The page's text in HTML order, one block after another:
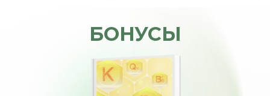
БОНУСЫ